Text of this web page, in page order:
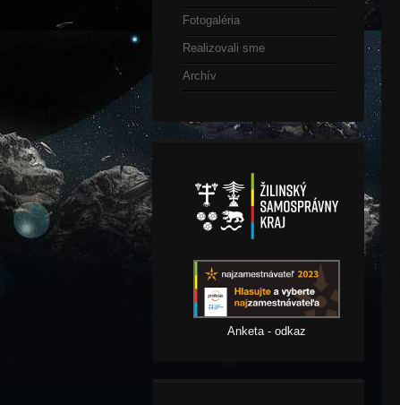
Fotogaléria
Realizovali sme
Archív
Anketa - odkaz